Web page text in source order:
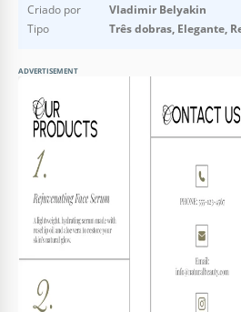
Criado por
Vladimir Belyakin
Tipo
Três dobras, Elegante,
ADVERTISEMENT